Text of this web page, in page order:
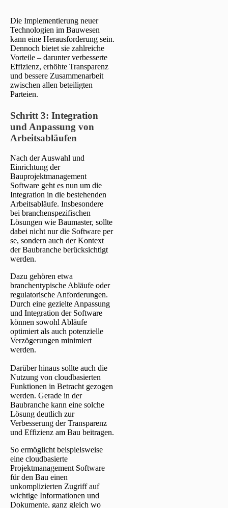
Die Implementierung neuer
Technologien im Bauwesen
kann eine Herausforderung sein.
Dennoch bietet sie zahlreiche
Vorteile – darunter verbesserte
Effizienz, erhöhte Transparenz
und bessere Zusammenarbeit
zwischen allen beteiligten
Parteien.
Schritt 3: Integration
und Anpassung von
Arbeitsabläufen
Nach der Auswahl und
Einrichtung der
Bauprojektmanagement
Software geht es nun um die
Integration in die bestehenden
Arbeitsabläufe. Insbesondere
bei branchenspezifischen
Lösungen wie Baumaster, sollte
dabei nicht nur die Software per
se, sondern auch der Kontext
der Baubranche berücksichtigt
werden.
Dazu gehören etwa
branchentypische Abläufe oder
regulatorische Anforderungen.
Durch eine gezielte Anpassung
und Integration der Software
können sowohl Abläufe
optimiert als auch potenzielle
Verzögerungen minimiert
werden.
Darüber hinaus sollte auch die
Nutzung von cloudbasierten
Funktionen in Betracht gezogen
werden. Gerade in der
Baubranche kann eine solche
Lösung deutlich zur
Verbesserung der Transparenz
und Effizienz am Bau beitragen.
So ermöglicht beispielsweise
eine cloudbasierte
Projektmanagement Software
für den Bau einen
unkomplizierten Zugriff auf
wichtige Informationen und
Dokumente, ganz gleich wo